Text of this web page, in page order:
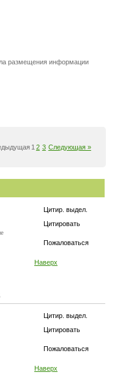
размещения информации
1 2 3 Следующая »
Цитир. выдел.
Цитировать
Пожаловаться
Наверх
Цитир. выдел.
Цитировать
Пожаловаться
Наверх